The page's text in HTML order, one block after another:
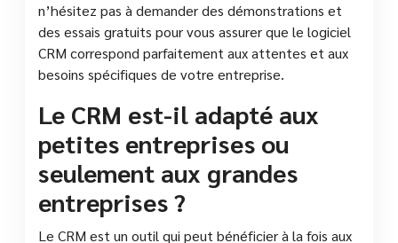
n’hésitez pas à demander des démonstrations et
des essais gratuits pour vous assurer que le logiciel
CRM correspond parfaitement aux attentes et aux
besoins spécifiques de votre entreprise.
Le CRM est-il adapté aux
petites entreprises ou
seulement aux grandes
entreprises ?
Le CRM est un outil qui peut bénéficier à la fois aux